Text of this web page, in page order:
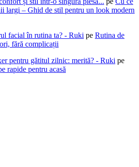
largi – Ghid de stil pentru un look modern
facial în rutina ta? - Ruki pe Rutina de
fără complicații
pentru gătitul zilnic: merită? - Ruki pe
rapide pentru acasă